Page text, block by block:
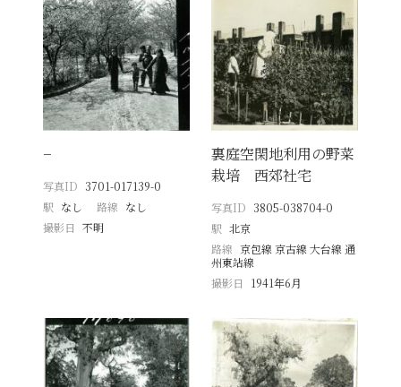
−
写真ID 3701-017139-0
駅 なし 路線 なし
撮影日
不明
裏庭空閑地利用の野菜
栽培 西郊社宅
写真ID 3805-038704-0
駅 北京
路線 京包線 京古線 大台線 通
州東站線
撮影日
1941年6月